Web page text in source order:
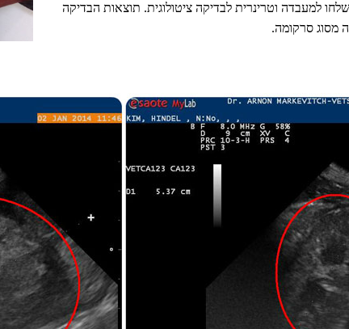
למעבדה וטרינרית לבדיקה ציטולוגית. תוצאות הבדיקה
מסוג סרקומה.